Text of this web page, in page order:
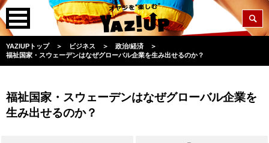
YAZIUPトップ ＞ ビジネス ＞ 政治/経済
＞
福祉国家・スウェーデンはなぜグローバル企業を生み出せるのか？
福祉国家・スウェーデンはなぜグローバル企業を
生み出せるのか？